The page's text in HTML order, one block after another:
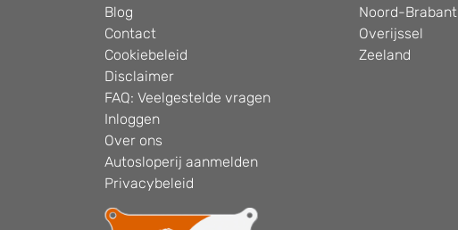
Blog
Contact
Cookiebeleid
Disclaimer
FAQ: Veelgestelde vragen
Inloggen
Over ons
Autosloperij aanmelden
Privacybeleid
Noord-Brabant
Overijssel
Zeeland